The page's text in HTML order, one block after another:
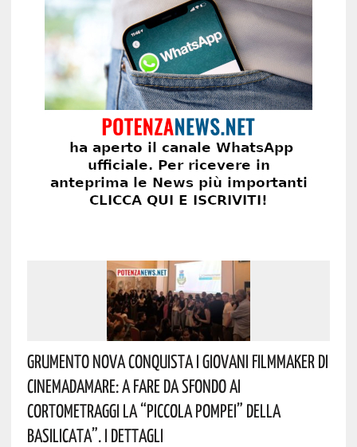
Grumento Nova Conquista I Giovani Filmmaker Di
Cinemadamare: A Fare Da Sfondo Ai
Cortometraggi La “Piccola Pompei” Della
Basilicata”. I Dettagli